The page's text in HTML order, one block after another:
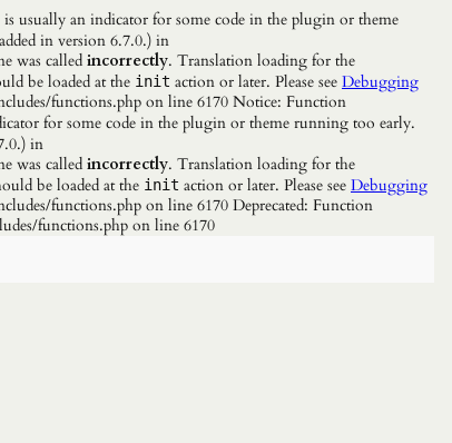
usually an indicator for some code in the plugin or theme
in version 6.7.0.) in
was called incorrectly. Translation loading for the
be loaded at the init action or later. Please see Debugging
functions.php on line 6170 Notice: Function
for some code in the plugin or theme running too early.
in
was called incorrectly. Translation loading for the
be loaded at the init action or later. Please see Debugging
functions.php on line 6170 Deprecated: Function
functions.php on line 6170